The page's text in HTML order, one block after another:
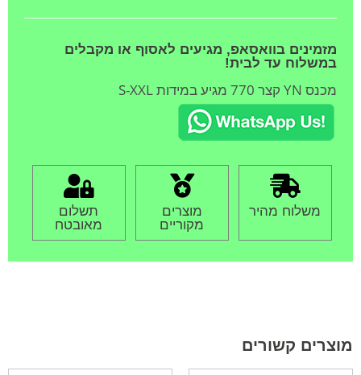
מזמינים בוואסאפ, מגיעים לאסוף או מקבלים
במשלוח עד לבית!
מכנס YN קצר 770 מגיע במידות S-XXL
משלוח מהיר
מוצרים
מקוריים
תשלום
מאובטח
מוצרים קשורים